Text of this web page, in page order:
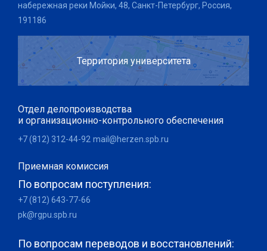
набережная реки Мойки, 48, Санкт-Петербург, Россия,
191186
Территория университета
Отдел делопроизводства
и организационно-контрольного обеспечения
+7 (812) 312-44-92 mail@herzen.spb.ru
Приемная комиссия
По вопросам поступления:
+7 (812) 643-77-66
pk@rgpu.spb.ru
По вопросам переводов и восстановлений: